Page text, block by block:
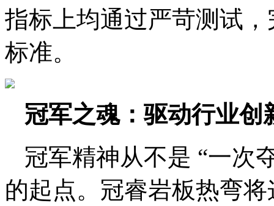
指标上均通过严苛测试
标准。
冠军之魂：驱动行业创
冠军精神从不是 “一次
的起点。冠睿岩板热弯